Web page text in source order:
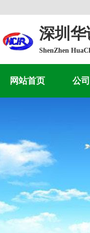
深圳
ShenZhen
网站首页 公